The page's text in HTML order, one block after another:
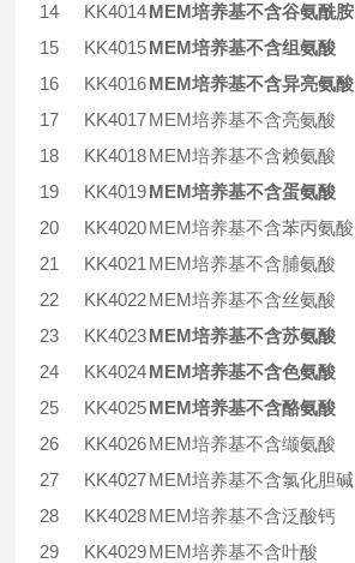
14
KK4014MEM培养基不含谷氨酰胺
15
KK4015MEM培养基不含组氨酸
16
KK4016MEM培养基不含异亮氨酸
17
KK4017MEM培养基不含亮氨酸
18
KK4018MEM培养基不含赖氨酸
19
KK4019MEM培养基不含蛋氨酸
20
KK4020MEM培养基不含苯丙氨酸
21
KK4021 MEM培养基不含脯氨酸
22
KK4022MEM培养基不含丝氨酸
23
KK4023MEM培养基不含苏氨酸
24
KK4024MEM培养基不含色氨酸
25
KK4025MEM培养基不含酪氨酸
26
KK4026MEM培养基不含缬氨酸
27
KK4027MEM培养基不含氯化胆碱
28
KK4028MEM培养基不含泛酸钙
29
KK4029MEM培养基不含叶酸